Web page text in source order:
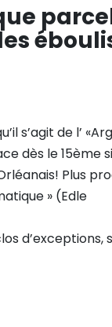
s’agit de l’
dès le 15ème
Plus
» (Edle
d’exceptions,